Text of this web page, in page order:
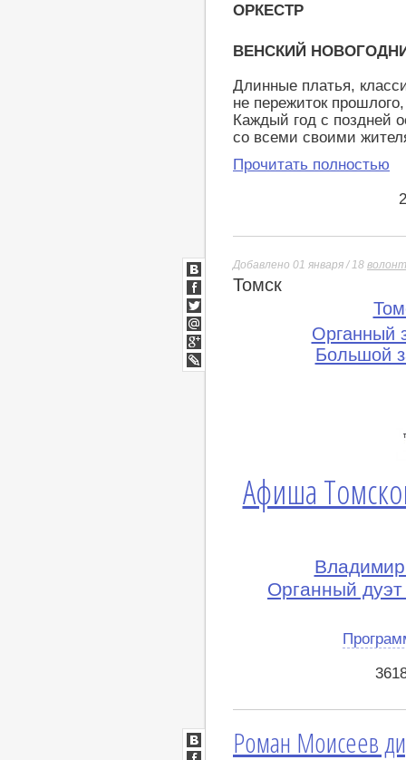
ОРКЕСТР
ВЕНСКИЙ
Длинные платья,
не пережиток
Каждый год с поздней
со всеми своими
Прочитать полностью
Добавлено 01 января / 18
Томск
Органный
Большой
Афиша
Органный
ВКонтакте
Facebook
Twitter
Мой
Мир
Google+
lj
Роман Моисеев
ВКонтакте